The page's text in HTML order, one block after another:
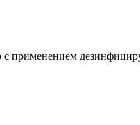
с применением